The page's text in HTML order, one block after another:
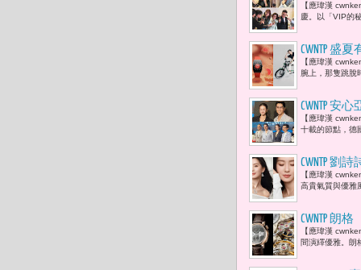
精品新品
【應瑋漢
慶。以「VIP的
CWNTP 盛
【應瑋漢
腕上，那隻跳脫
CWNTP 安
設計
【應瑋漢
十載的節點，德
CWNTP 劉
【應瑋漢
高貴氣質與優雅
CWNTP 朗
【應瑋漢
間演繹優雅。